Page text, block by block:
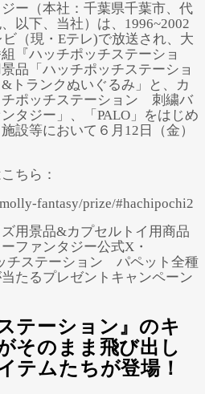
ー（本社：千葉県千葉市、代
以下、当社）は、1996~2002
（現・Eテレ)で放送され、大
『ハッチポッチステーショ
品「ハッチポッチステーショ
トランクぬいぐるみ」と、カ
チポッチステーション 刺繍バ
タジー」、「PALO」をはじめ
設等において６月12日（金）
ちら：
fantasy/prize/#hachipochi2
用景品&カプセルトイ用商品
ファンタジー公式X・
チステーション パペット全種
たるプレゼントキャンペーン
テーション』のキ
そのまま飛び出し
テムたちが登場！